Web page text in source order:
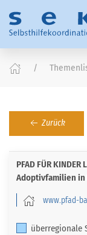
Zurück
PFAD FÜR
Adoptivfamilien in
www.pfad-
überregionale